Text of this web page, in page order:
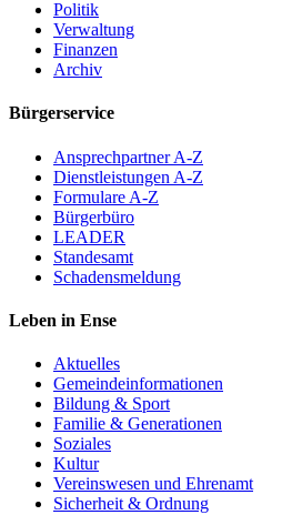
Politik
Verwaltung
Finanzen
Archiv
Bürgerservice
Ansprechpartner A-Z
Dienstleistungen A-Z
Formulare A-Z
Bürgerbüro
LEADER
Standesamt
Schadensmeldung
Leben in Ense
Aktuelles
Gemeinde­informationen
Bildung & Sport
Familie & Generationen
Soziales
Kultur
Vereinswesen und Ehrenamt
Sicherheit & Ordnung